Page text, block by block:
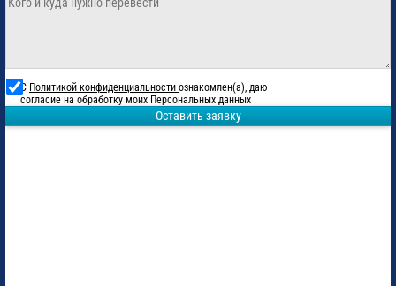
С Политикой конфиденциальности ознакомлен(а), даю
согласие на обработку моих Персональных данных
Оставить заявку